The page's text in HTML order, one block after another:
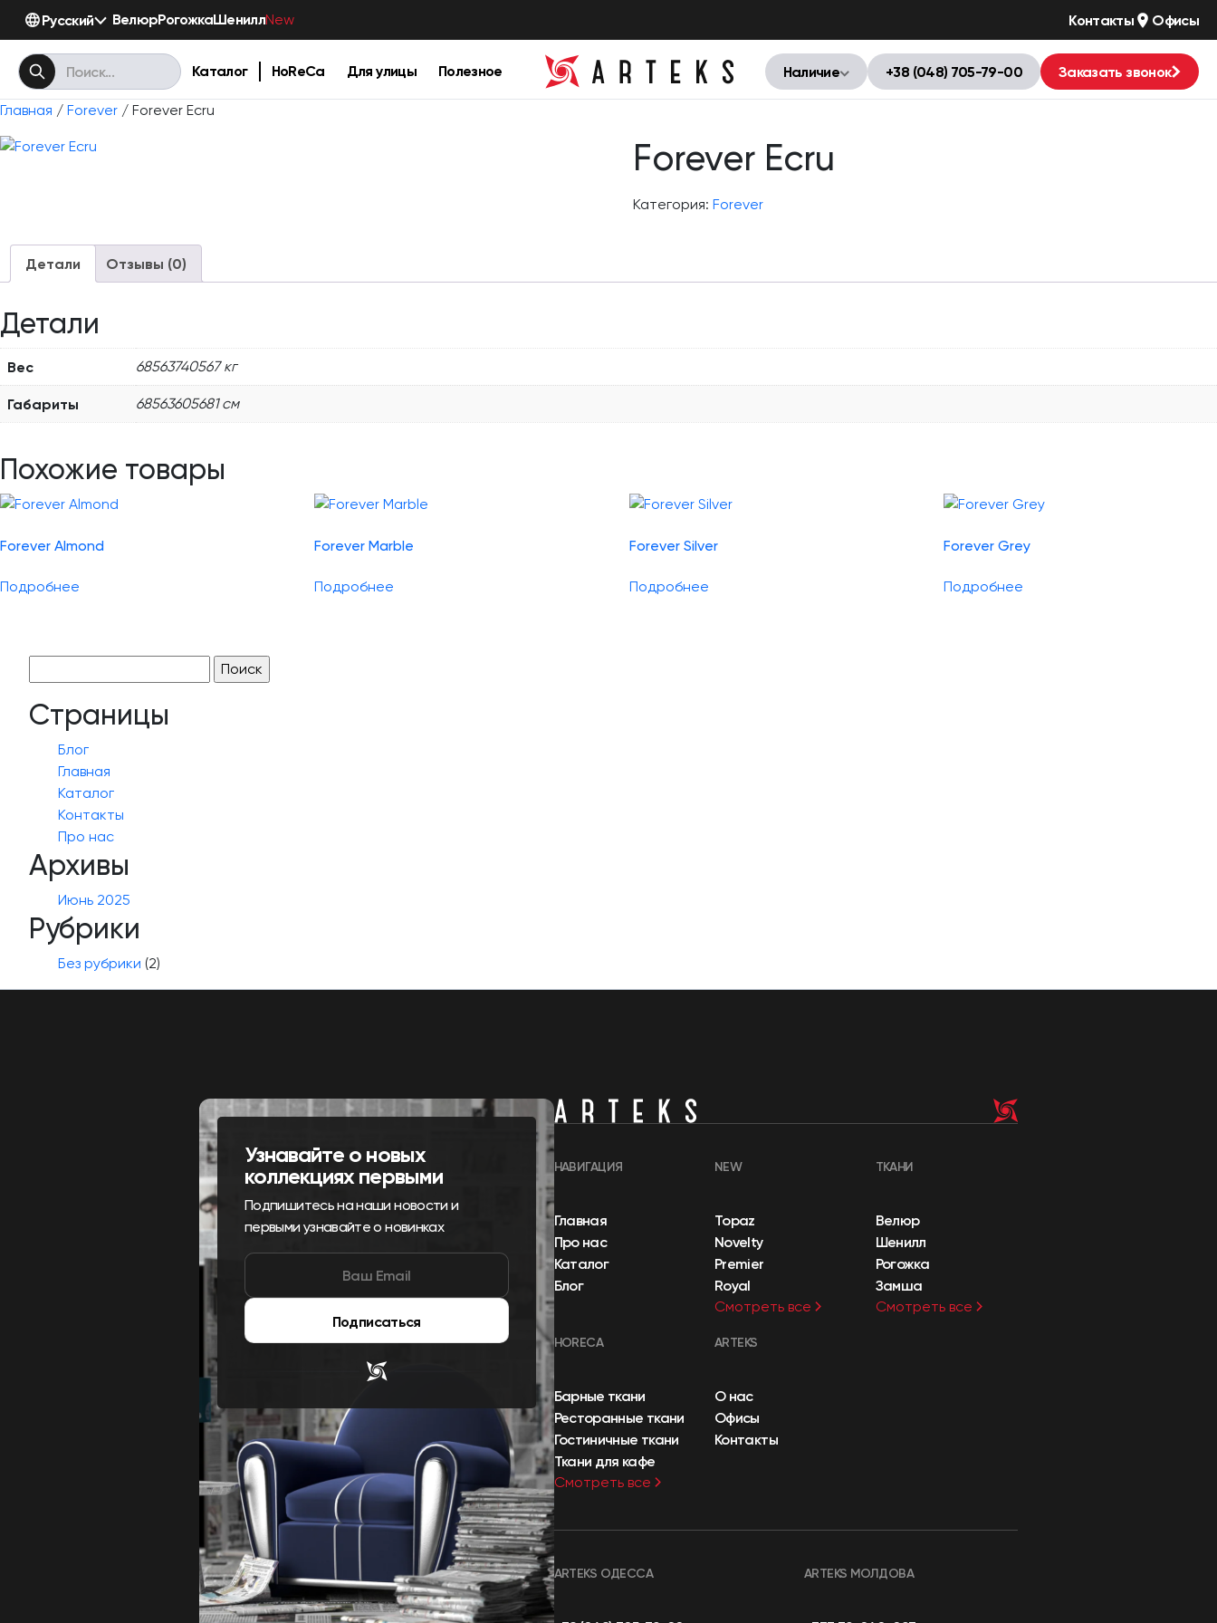
Русский ВелюрРогожкаШениллNew Контакты Офисы
Каталог HoReCa Для улицы Полезное Наличие +38 (048) 705-79-00 Заказать звонок
Главная / Forever / Forever Ecru
Forever Ecru
Категория: Forever
Детали Отзывы (0)
Детали
Вес 68563740567 кг
Габариты 68563605681 см
Похожие товары
Forever Almond
Подробнее
Forever Marble
Подробнее
Forever Silver
Подробнее
Forever Grey
Подробнее
Страницы
Блог
Главная
Каталог
Контакты
Про нас
Архивы
Июнь 2025
Рубрики
Без рубрики (2)
Узнавайте о новых
коллекциях первыми
Подпишитесь на наши новости и
первыми узнавайте о новинках
Подписаться
НАВИГАЦИЯ
Главная
Про нас
Каталог
Блог
NEW
Topaz
Novelty
Premier
Royal
Смотреть все
ТКАНИ
Велюр
Шенилл
Рогожка
Замша
Смотреть все
HORECA
Барные ткани
Ресторанные ткани
Гостиничные ткани
Ткани для кафе
Смотреть все
ARTEKS
О нас
Офисы
Контакты
ARTEKS ОДЕССА ARTEKS МОЛДОВА